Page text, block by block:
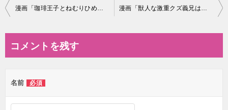
投
ビ
ー
シ
コメントを残す
名前 必須